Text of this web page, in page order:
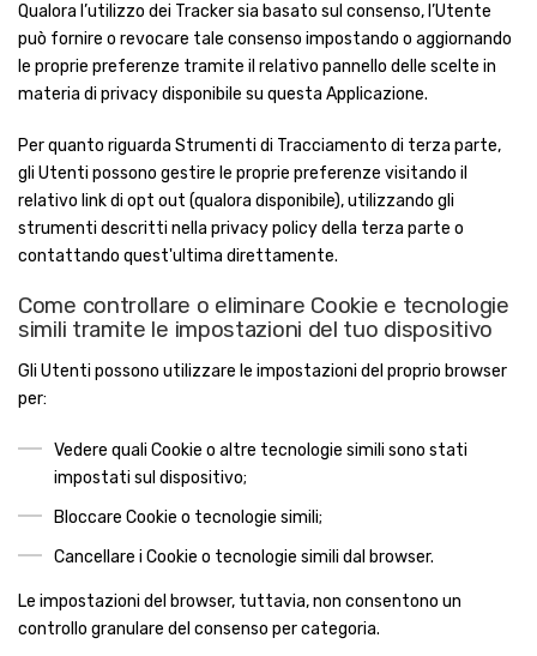
Qualora l’utilizzo dei Tracker sia basato sul consenso, l’Utente
può fornire o revocare tale consenso impostando o aggiornando
le proprie preferenze tramite il relativo pannello delle scelte in
materia di privacy disponibile su questa Applicazione.
Per quanto riguarda Strumenti di Tracciamento di terza parte,
gli Utenti possono gestire le proprie preferenze visitando il
relativo link di opt out (qualora disponibile), utilizzando gli
strumenti descritti nella privacy policy della terza parte o
contattando quest'ultima direttamente.
Come controllare o eliminare Cookie e tecnologie
simili tramite le impostazioni del tuo dispositivo
Gli Utenti possono utilizzare le impostazioni del proprio browser
per:
Vedere quali Cookie o altre tecnologie simili sono stati
impostati sul dispositivo;
Bloccare Cookie o tecnologie simili;
Cancellare i Cookie o tecnologie simili dal browser.
Le impostazioni del browser, tuttavia, non consentono un
controllo granulare del consenso per categoria.